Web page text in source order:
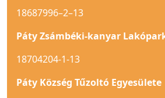
18687996–2–13
Páty Zsámbéki-kanyar
18704204-1-13
Páty Község Tűzoltó Egyesülete